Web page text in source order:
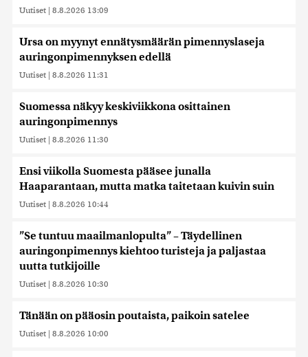
Uutiset | 8.8.2026 13:09
Ursa on myynyt ennätysmäärän pimennyslaseja
auringonpimennyksen edellä
Uutiset | 8.8.2026 11:31
Suomessa näkyy keskiviikkona osittainen
auringonpimennys
Uutiset | 8.8.2026 11:30
Ensi viikolla Suomesta pääsee junalla
Haaparantaan, mutta matka taitetaan kuivin suin
Uutiset | 8.8.2026 10:44
”Se tuntuu maailmanlopulta” – Täydellinen
auringonpimennys kiehtoo turisteja ja paljastaa
uutta tutkijoille
Uutiset | 8.8.2026 10:30
Tänään on pääosin poutaista, paikoin satelee
Uutiset | 8.8.2026 10:00